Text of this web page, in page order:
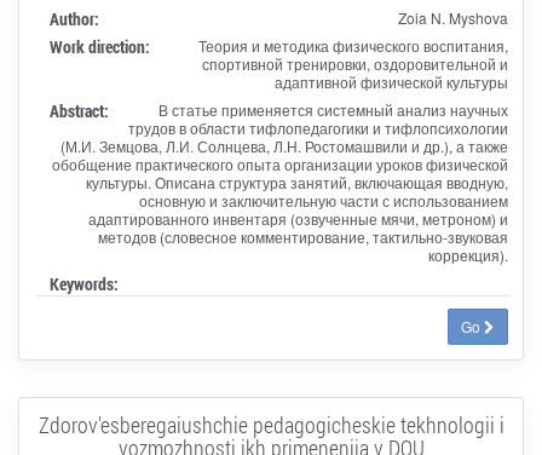
Author: Zoia N. Myshova
Work direction:
Теория и методика физического воспитания,
спортивной тренировки, оздоровительной и
адаптивной физической культуры
Abstract:
В статье применяется системный анализ научных
трудов в области тифлопедагогики и тифлопсихологии
(М.И. Земцова, Л.И. Солнцева, Л.Н. Ростомашвили и др.), а также
обобщение практического опыта организации уроков физической
культуры. Описана структура занятий, включающая вводную,
основную и заключительную части с использованием
адаптированного инвентаря (озвученные мячи, метроном) и
методов (словесное комментирование, тактильно-звуковая
коррекция).
Keywords:
Go
Zdorov'esberegaiushchie pedagogicheskie tekhnologii i
vozmozhnosti ikh primeneniia v DOU